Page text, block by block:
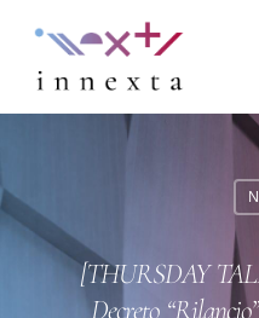
Hit enter to search or
[THURSDAY
Decreto